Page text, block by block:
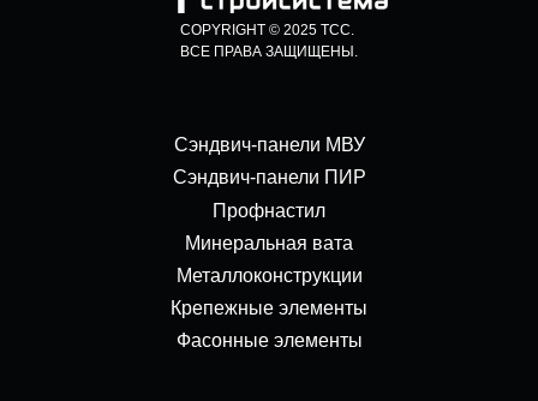
COPYRIGHT © 2025 ТСС.
ВСЕ ПРАВА ЗАЩИЩЕНЫ.
Сэндвич-панели МВУ
Сэндвич-панели ПИР
Профнастил
Минеральная вата
Металлоконструкции
Крепежные элементы
Фасонные элементы